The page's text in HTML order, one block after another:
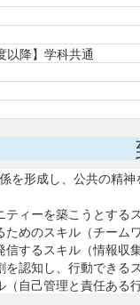
以降】学科共通
を形成し、公共の精
ィーを築こうとする
めのスキル（チーム
するスキル（情報収
認知し、行動できる
自己管理と責任ある